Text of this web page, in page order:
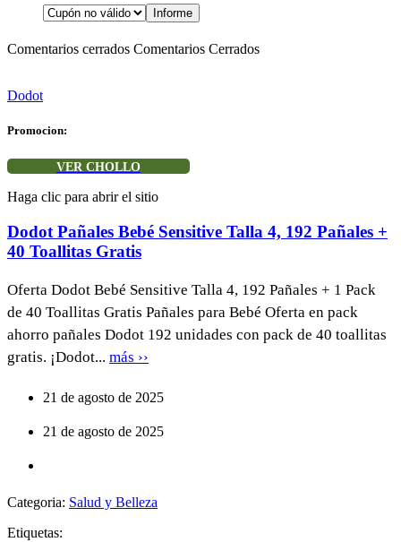
Comentarios cerrados Comentarios Cerrados
Dodot
Promocion:
VER CHOLLO
Haga clic para abrir el sitio
Dodot Pañales Bebé Sensitive Talla 4, 192 Pañales +
40 Toallitas Gratis
Oferta Dodot Bebé Sensitive Talla 4, 192 Pañales + 1 Pack
de 40 Toallitas Gratis Pañales para Bebé Oferta en pack
ahorro pañales Dodot 192 unidades con pack de 40 toallitas
gratis. ¡Dodot... más ››
21 de agosto de 2025
21 de agosto de 2025
Categoria: Salud y Belleza
Etiquetas: